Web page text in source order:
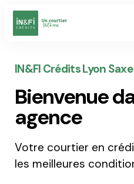
Votre
Nos
IN&FI Crédits Lyon Saxe
Bienvenue
agence
Votre courtier en
les meilleures